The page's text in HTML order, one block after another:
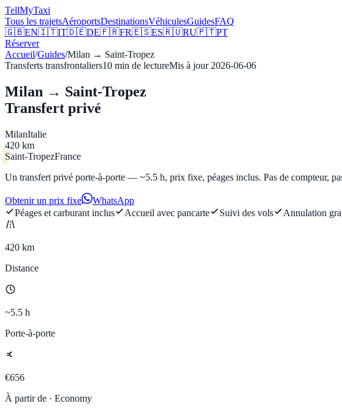
TellMyTaxi
Tous les trajetsAéroportsDestinationsVéhiculesGuidesFAQ
🇬🇧EN🇮🇹IT🇩🇪DE🇫🇷FR🇪🇸ES🇷🇺RU🇵🇹PT
Réserver
Accueil/Guides/Milan → Saint-Tropez
Transferts transfrontaliers10 min de lectureMis à jour 2026-06-06
Milan → Saint-Tropez
Transfert privé
MilanItalie
420 km
Saint-TropezFrance
Un transfert privé porte-à-porte — ~5.5 h, prix fixe, péages inclus. Pas de compteur,
Obtenir un prix fixe
WhatsApp
Péages et carburant inclus
Accueil avec pancarte Suivi des vols Annulation
420 km
Distance
~5.5 h
Porte-à-porte
€656
À partir de · Economy